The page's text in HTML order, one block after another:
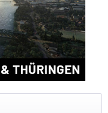
sim-wings Hamburg